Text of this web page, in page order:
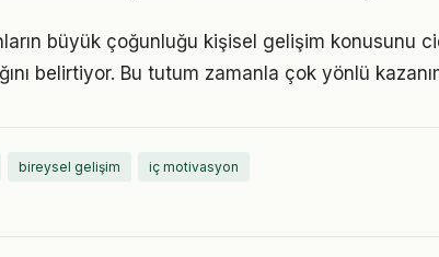
büyük çoğunluğu kişisel gelişim konusunu
belirtiyor. Bu tutum zamanla çok yönlü
bireysel gelişim iç motivasyon